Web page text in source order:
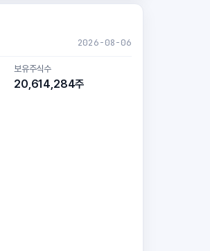
2026-08-06
보유주식수
20,614,284주